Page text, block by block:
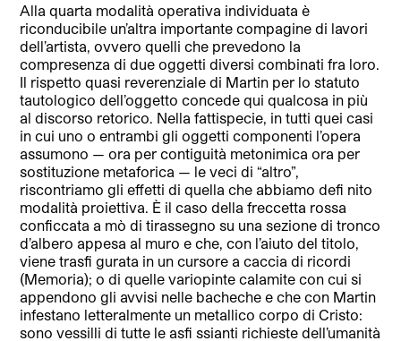
Alla quarta modalità operativa individuata è
riconducibile un’altra importante compagine di lavori
dell’artista, ovvero quelli che prevedono la
compresenza di due oggetti diversi combinati fra loro.
Il rispetto quasi reverenziale di Martin per lo statuto
tautologico dell’oggetto concede qui qualcosa in più
al discorso retorico. Nella fattispecie, in tutti quei casi
in cui uno o entrambi gli oggetti componenti l’opera
assumono — ora per contiguità metonimica ora per
sostituzione metaforica — le veci di “altro”,
riscontriamo gli effetti di quella che abbiamo defi nito
modalità proiettiva. È il caso della freccetta rossa
conficcata a mò di tirassegno su una sezione di tronco
d’albero appesa al muro e che, con l’aiuto del titolo,
viene trasfi gurata in un cursore a caccia di ricordi
(Memoria); o di quelle variopinte calamite con cui si
appendono gli avvisi nelle bacheche e che con Martin
infestano letteralmente un metallico corpo di Cristo:
sono vessilli di tutte le asfi ssianti richieste dell’umanità